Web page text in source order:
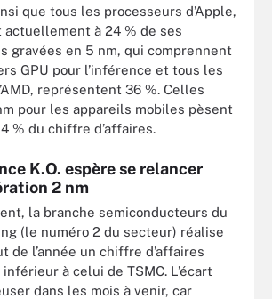
que tous les processeurs d’Apple,
actuellement à 24 % de ses
gravées en 5 nm, qui comprennent
GPU pour l’inférence et tous les
représentent 36 %. Celles
pour les appareils mobiles pèsent
% du chiffre d’affaires.
K.O. espère se relancer
2 nm
la branche semiconducteurs du
(le numéro 2 du secteur) réalise
de l’année un chiffre d’affaires
à celui de TSMC. L’écart
dans les mois à venir, car